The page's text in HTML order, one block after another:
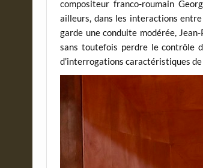
compositeur franco-roumain
ailleurs, dans les interactions
garde une conduite modérée,
sans toutefois perdre le contrôle
d’interrogations caractéristiques de